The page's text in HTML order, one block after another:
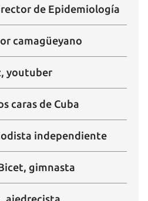
de Epidemiología
camagüeyano
youtuber
caras de Cuba
independiente
gimnasta